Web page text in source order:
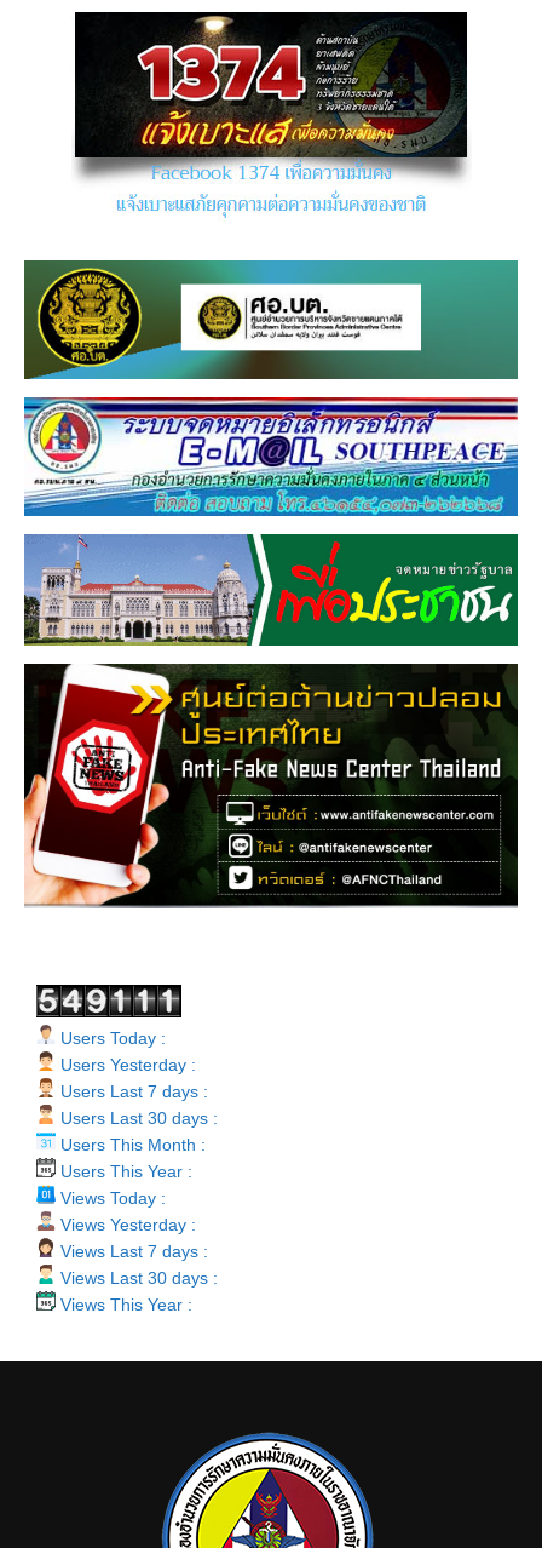
Users Today :
Users Yesterday :
Users Last 7 days :
Users Last 30 days :
Users This Month :
Users This Year :
Views Today :
Views Yesterday :
Views Last 7 days :
Views Last 30 days :
Views This Year :